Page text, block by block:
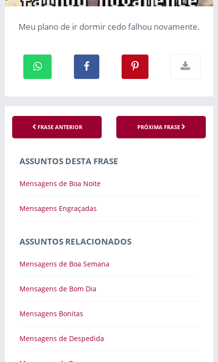
Meu plano de ir dormir cedo falhou novamente.
FRASE ANTERIOR PRÓXIMA FRASE
ASSUNTOS DESTA FRASE
Mensagens de Boa Noite
Mensagens Engraçadas
ASSUNTOS RELACIONADOS
Mensagens de Boa Semana
Mensagens de Bom Dia
Mensagens Bonitas
Mensagens de Despedida